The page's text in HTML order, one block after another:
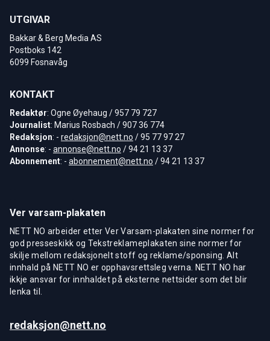
UTGIVAR
Bakkar & Berg Media AS
Postboks 142
6099 Fosnavåg
KONTAKT
Redaktør: Ogne Øyehaug / 957 79 727
Journalist: Marius Rosbach / 907 36 774
Redaksjon: - redaksjon@nett.no / 95 77 97 27
Annonse: - annonse@nett.no / 94 21 13 37
Abonnement: - abonnement@nett.no / 94 21 13 37
Ver varsam-plakaten
NETT NO arbeider etter Ver Varsam-plakaten sine normer for
god presseskikk og Tekstreklameplakaten sine normer for
skilje mellom redaksjonelt stoff og reklame/sponsing. Alt
innhald på NETT NO er opphavsrettsleg verna. NETT NO har
ikkje ansvar for innhaldet på eksterne nettsider som det blir
lenka til.
redaksjon@nett.no